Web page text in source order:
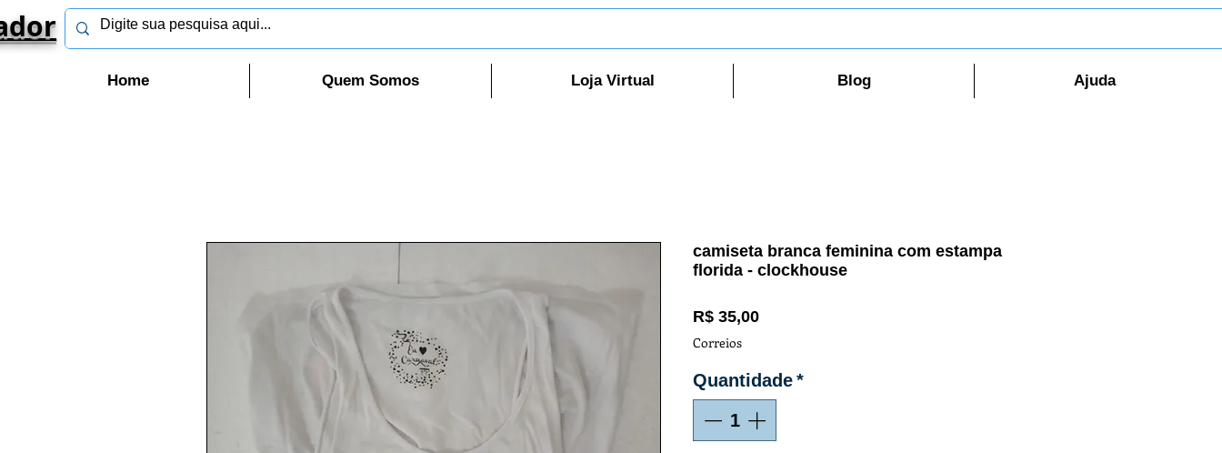
Home Quem Somos Loja Virtual Blog Ajuda
camiseta branca feminina com estampa
florida - clockhouse
R$ 35,00Preço
Correios
Quantidade*